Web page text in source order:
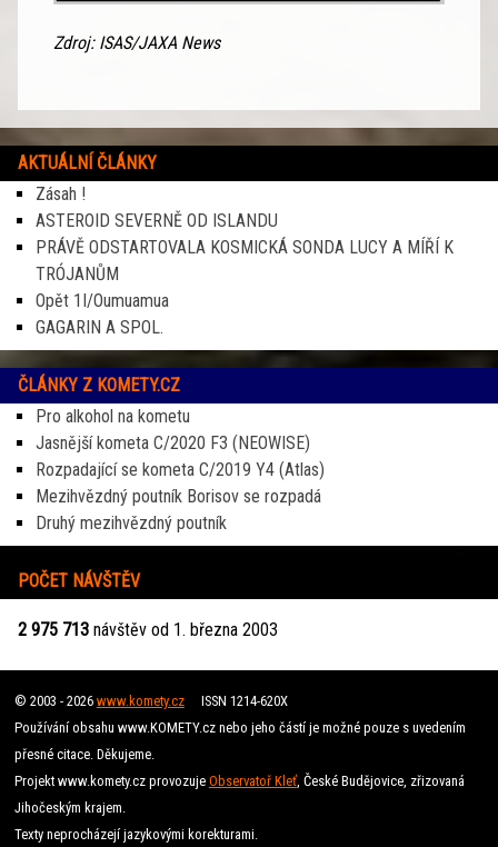
Zdroj: ISAS/JAXA News
AKTUÁLNÍ ČLÁNKY
Zásah !
ASTEROID SEVERNĚ OD ISLANDU
PRÁVĚ ODSTARTOVALA KOSMICKÁ SONDA LUCY A MÍŘÍ K
TRÓJANŮM
Opět 1I/Oumuamua
GAGARIN A SPOL.
ČLÁNKY Z KOMETY.CZ
Pro alkohol na kometu
Jasnější kometa C/2020 F3 (NEOWISE)
Rozpadající se kometa C/2019 Y4 (Atlas)
Mezihvězdný poutník Borisov se rozpadá
Druhý mezihvězdný poutník
POČET NÁVŠTĚV
2 975 713 návštěv od 1. března 2003
© 2003 - 2026 www.komety.czISSN 1214-620X
Používání obsahu www.KOMETY.cz nebo jeho částí je možné pouze s uvedením
přesné citace. Děkujeme.
Projekt www.komety.cz provozuje Observatoř Kleť, České Budějovice, zřizovaná
Jihočeským krajem.
Texty neprocházejí jazykovými korekturami.